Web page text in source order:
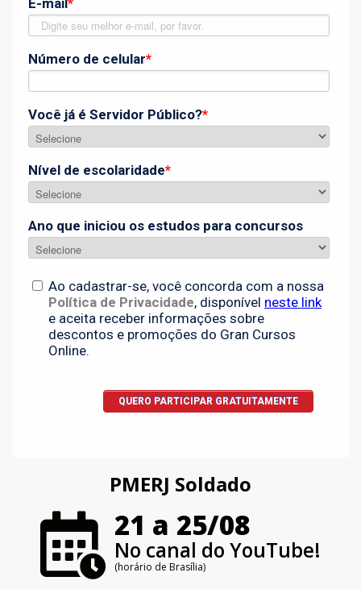
PMERJ Soldado
21 a 25/08
No canal do YouTube!
(horário de Brasília)